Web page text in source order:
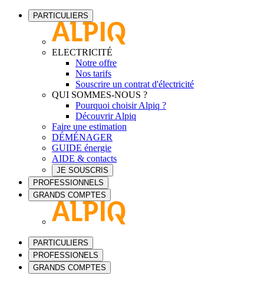
PARTICULIERS
ELECTRICITÉ
Notre offre
Nos tarifs
Souscrire un contrat d'électricité
QUI SOMMES-NOUS ?
Pourquoi choisir Alpiq ?
Découvrir Alpiq
Faire une estimation
DÉMÉNAGER
GUIDE énergie
AIDE & contacts
JE SOUSCRIS
PROFESSIONNELS
GRANDS COMPTES
PARTICULIERS
PROFESSIONELS
GRANDS COMPTES